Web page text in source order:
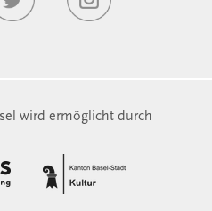
wird ermöglicht durch